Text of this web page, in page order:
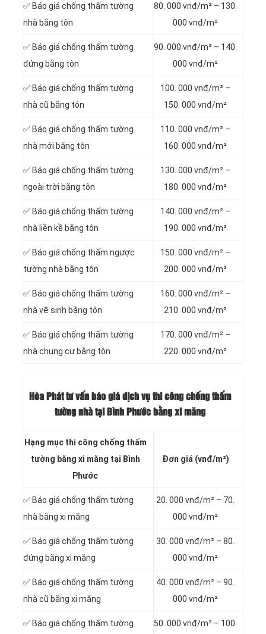
✅ Báo giá chống thấm tường
nhà bằng tôn
80. 000 vnđ/m² – 130.
000 vnđ/m²
✅ Báo giá chống thấm tường
đứng bằng tôn
90. 000 vnđ/m² – 140.
000 vnđ/m²
✅ Báo giá chống thấm tường
nhà cũ bằng tôn
100. 000 vnđ/m² –
150. 000 vnđ/m²
✅ Báo giá chống thấm tường
nhà mới bằng tôn
110. 000 vnđ/m² –
160. 000 vnđ/m²
✅ Báo giá chống thấm tường
ngoài trời bằng tôn
130. 000 vnđ/m² –
180. 000 vnđ/m²
✅ Báo giá chống thấm tường
nhà liền kề bằng tôn
140. 000 vnđ/m² –
190. 000 vnđ/m²
✅ Báo giá chống thấm ngược
tường nhà bằng tôn
150. 000 vnđ/m² –
200. 000 vnđ/m²
✅ Báo giá chống thấm tường
nhà vệ sinh bằng tôn
160. 000 vnđ/m² –
210. 000 vnđ/m²
✅ Báo giá chống thấm tường
nhà chung cư bằng tôn
170. 000 vnđ/m² –
220. 000 vnđ/m²
Hòa Phát tư vấn báo giá dịch vụ thi công chống thấm
tường nhà tại Bình Phước bằng xi măng
Hạng mục thi công chống thấm
tường bằng xi măng tại Bình
Phước
Đơn giá (vnđ/m²)
✅ Báo giá chống thấm tường
nhà bằng xi măng
20. 000 vnđ/m² – 70.
000 vnđ/m²
✅ Báo giá chống thấm tường
đứng bằng xi măng
30. 000 vnđ/m² – 80.
000 vnđ/m²
✅ Báo giá chống thấm tường
nhà cũ bằng xi măng
40. 000 vnđ/m² – 90.
000 vnđ/m²
✅ Báo giá chống thấm tường
50. 000 vnđ/m² – 100.